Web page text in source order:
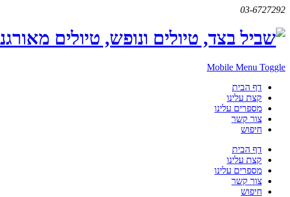
03-6727292
Mobile Menu Toggle
דף הבית
קצת עלינו
מספרים עלינו
צור קשר
חיפוש
דף הבית
קצת עלינו
מספרים עלינו
צור קשר
חיפוש